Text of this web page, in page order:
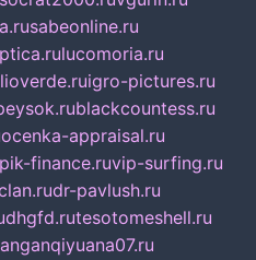
sabeonline.ru
lucomoria.ru
igro-pictures.ru
blackcountess.ru
ocenka-appraisal.ru
pik-finance.ruvip-surfing.ru
dr-pavlush.ru
dhgfd.rutesotomeshell.ru